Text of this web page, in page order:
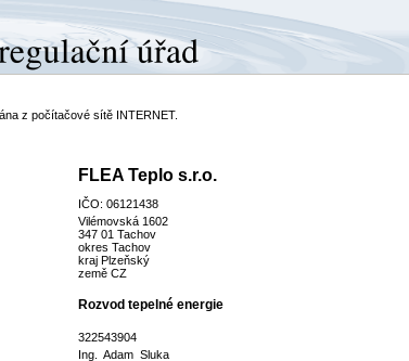
z počítačové sítě INTERNET.
FLEA Teplo s.r.o.
IČO: 06121438
Vilémovská 1602
347 01 Tachov
okres Tachov
kraj Plzeňský
země CZ
Rozvod tepelné energie
322543904
Ing. Adam Sluka